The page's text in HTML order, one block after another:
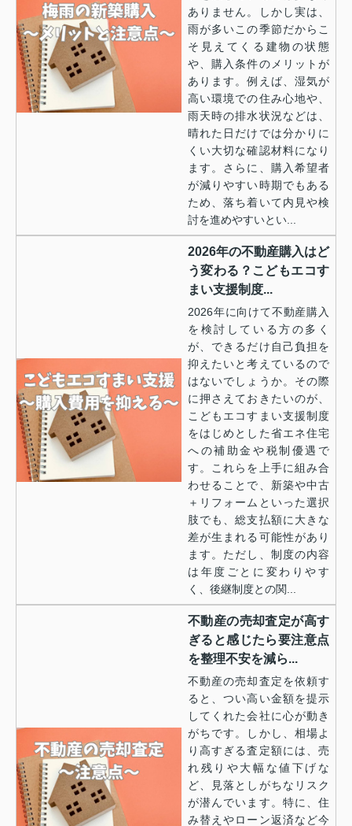
ありません。しかし実は、
雨が多いこの季節だからこ
そ見えてくる建物の状態
や、購入条件のメリットが
あります。例えば、湿気が
高い環境での住み心地や、
雨天時の排水状況などは、
晴れた日だけでは分かりに
くい大切な確認材料になり
ます。さらに、購入希望者
が減りやすい時期でもある
ため、落ち着いて内見や検
討を進めやすいとい...
2026年の不動産購入はど
う変わる？こどもエコす
まい支援制度...
2026年に向けて不動産購入
を検討している方の多く
が、できるだけ自己負担を
抑えたいと考えているので
はないでしょうか。その際
に押さえておきたいのが、
こどもエコすまい支援制度
をはじめとした省エネ住宅
への補助金や税制優遇で
す。これらを上手に組み合
わせることで、新築や中古
＋リフォームといった選択
肢でも、総支払額に大きな
差が生まれる可能性があり
ます。ただし、制度の内容
は年度ごとに変わりやす
く、後継制度との関...
不動産の売却査定が高す
ぎると感じたら要注意点
を整理不安を減ら...
不動産の売却査定を依頼す
ると、つい高い金額を提示
してくれた会社に心が動き
がちです。しかし、相場よ
り高すぎる査定額には、売
れ残りや大幅な値下げな
ど、見落としがちなリスク
が潜んでいます。特に、住
み替えやローン返済など今